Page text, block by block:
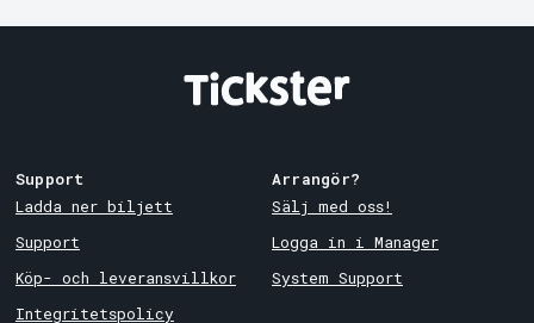
Support
Ladda ner biljett
Support
Köp- och leveransvillkor
Integritetspolicy
Arrangör?
Sälj med oss!
Logga in i Manager
System Support